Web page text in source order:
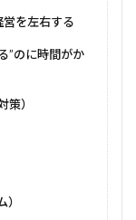
を左右する
”のに時間がか
）